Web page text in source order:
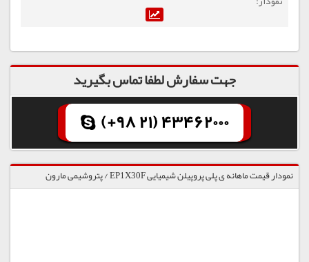
جهت سفارش لطفا تماس بگیرید
(+98 21) 43462000
نمودار قیمت ماهانه ی پلی پروپیلن شیمیایی EP1X30F / پتروشیمی مارون